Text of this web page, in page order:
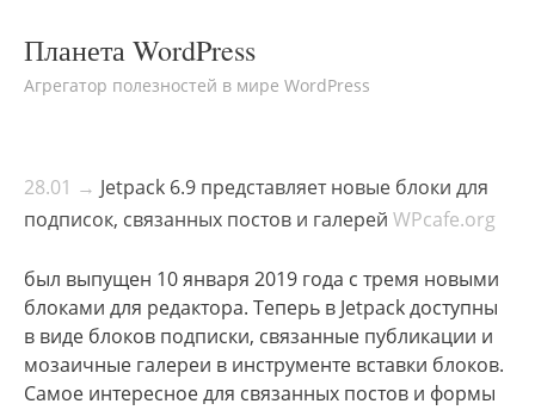
Планета WordPress
Агрегатор полезностей в мире WordPress
28.01 → Jetpack 6.9 представляет новые блоки для
подписок, связанных постов и галерей WPcafe.org
был выпущен 10 января 2019 года с тремя новыми
блоками для редактора. Теперь в Jetpack доступны
в виде блоков подписки, связанные публикации и
мозаичные галереи в инструменте вставки блоков.
Самое интересное для связанных постов и формы